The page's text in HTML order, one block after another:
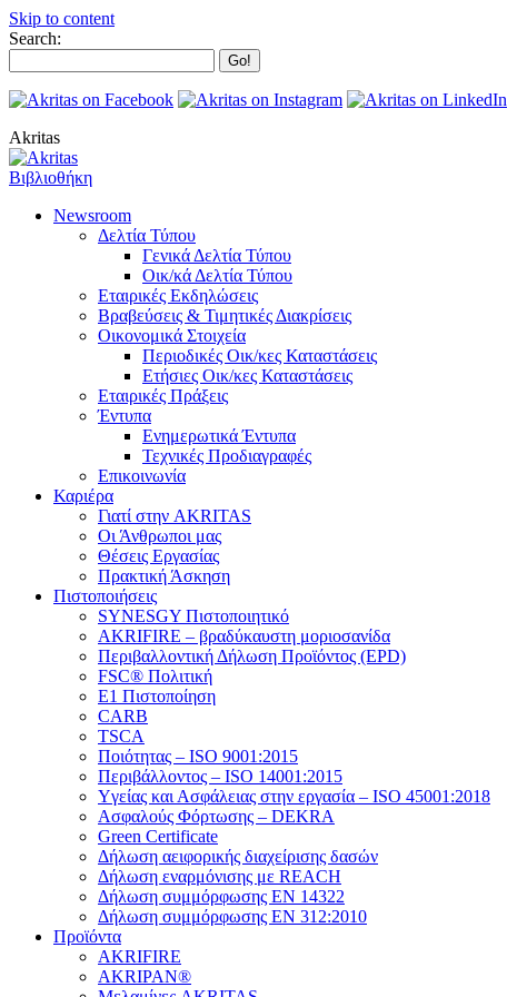
Skip to content
Search:
Akritas
Βιβλιοθήκη
Newsroom
Δελτία Τύπου
Γενικά Δελτία Τύπου
Οικ/κά Δελτία Τύπου
Εταιρικές Εκδηλώσεις
Βραβεύσεις & Τιμητικές Διακρίσεις
Οικονομικά Στοιχεία
Περιοδικές Οικ/κες Καταστάσεις
Ετήσιες Οικ/κες Καταστάσεις
Εταιρικές Πράξεις
Έντυπα
Ενημερωτικά Έντυπα
Τεχνικές Προδιαγραφές
Επικοινωνία
Καριέρα
Γιατί στην AKRITAS
Οι Άνθρωποι μας
Θέσεις Εργασίας
Πρακτική Άσκηση
Πιστοποιήσεις
SYNESGY Πιστοποιητικό
AKRIFIRE – βραδύκαυστη μοριοσανίδα
Περιβαλλοντική Δήλωση Προϊόντος (EPD)
FSC® Πολιτική
E1 Πιστοποίηση
CARB
TSCA
Πoιότητας – ISO 9001:2015
Περιβάλλοντος – ISO 14001:2015
Yγείας και Ασφάλειας στην εργασία – ISO 45001:2018
Ασφαλούς Φόρτωσης – DEKRA
Green Certificate
Δήλωση αειφορικής διαχείρισης δασών
Δήλωση εναρμόνισης με REACH
Δήλωση συμμόρφωσης EN 14322
Δήλωση συμμόρφωσης EN 312:2010
Προϊόντα
AKRIFIRE
AKRIPAN®